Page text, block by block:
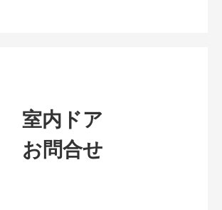
室内ドア
お問合せ